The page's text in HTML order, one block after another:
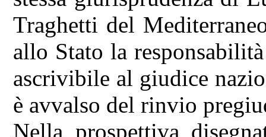
Traghetti del
allo Stato la
ascrivibile al giudice
è avvalso del rinvio
Nella prospettiva